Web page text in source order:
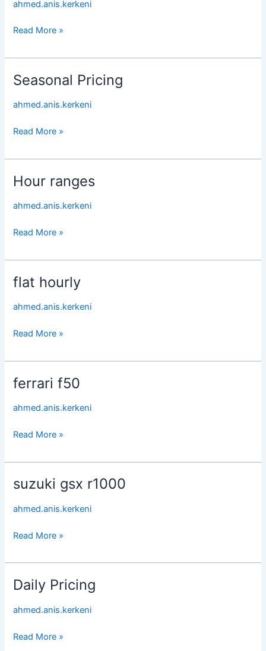
ahmed.anis.kerkeni
Read More »
Seasonal Pricing
ahmed.anis.kerkeni
Seasonal
Read More »
Hour ranges
ahmed.anis.kerkeni
Hour
Read More »
flat hourly
ahmed.anis.kerkeni
flat
Read More »
ferrari f50
ahmed.anis.kerkeni
ferrari
Read More »
suzuki gsx r1000
ahmed.anis.kerkeni
suzuki
r1000
Read More »
Daily Pricing
ahmed.anis.kerkeni
Daily
Read More »